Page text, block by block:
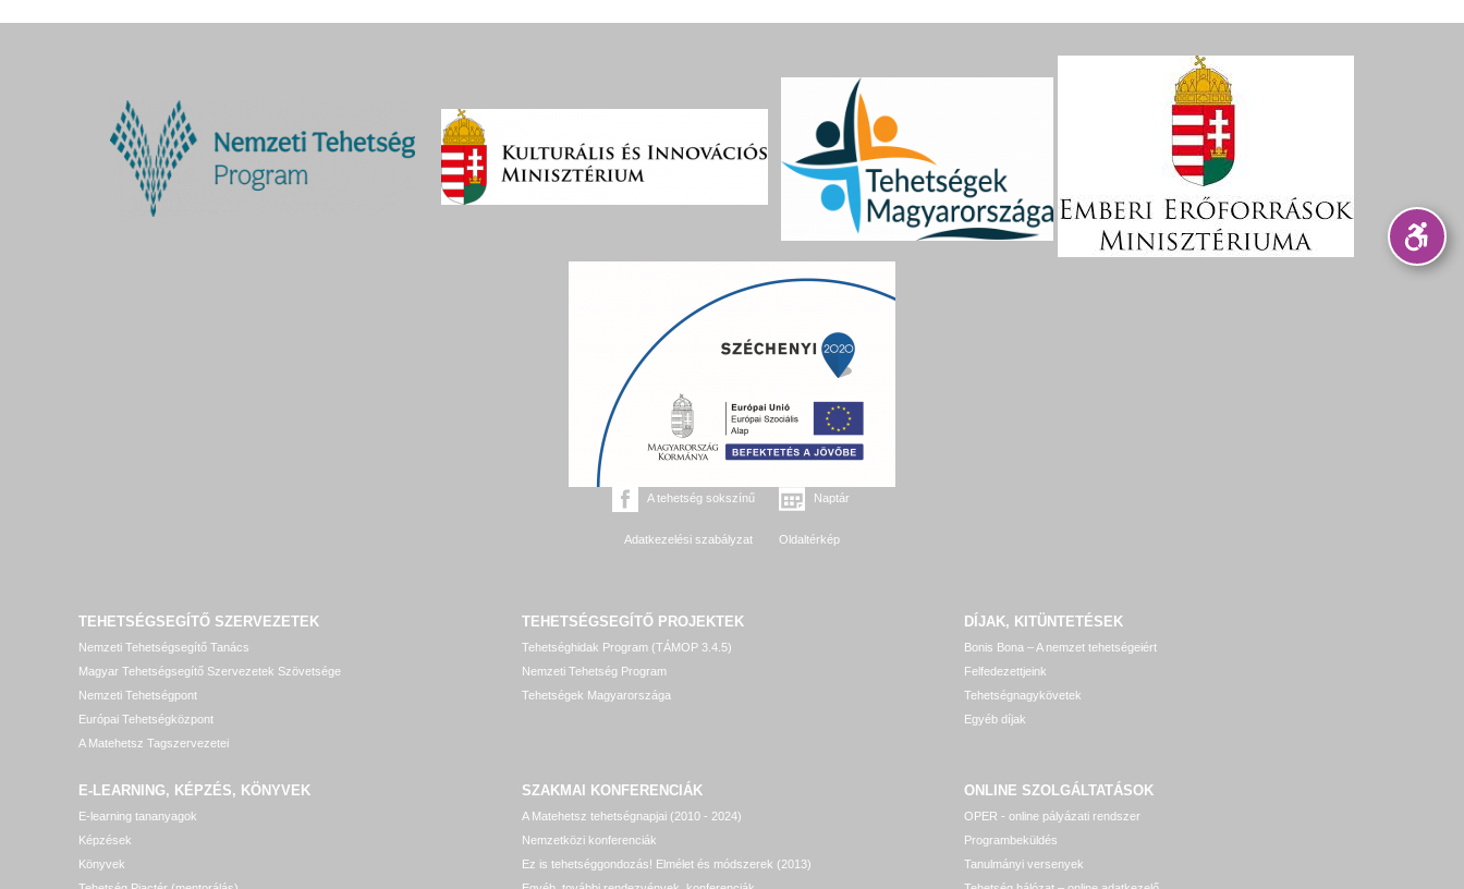
A tehetség sokszínű Naptár
Adatkezelési szabályzat Oldaltérkép
TEHETSÉGSEGÍTŐ SZERVEZETEK
Nemzeti Tehetségsegítő Tanács
Magyar Tehetségsegítő Szervezetek Szövetsége
Nemzeti Tehetségpont
Európai Tehetségközpont
A Matehetsz Tagszervezetei
TEHETSÉGSEGÍTŐ PROJEKTEK
Tehetséghidak Program (TÁMOP 3.4.5)
Nemzeti Tehetség Program
Tehetségek Magyarországa
DÍJAK, KITÜNTETÉSEK
Bonis Bona – A nemzet tehetségeiért
Felfedezettjeink
Tehetségnagykövetek
Egyéb díjak
E-LEARNING, KÉPZÉS, KÖNYVEK
E-learning tananyagok
Képzések
Könyvek
SZAKMAI KONFERENCIÁK
A Matehetsz tehetségnapjai (2010 - 2024)
Nemzetközi konferenciák
Ez is tehetséggondozás! Elmélet és módszerek (2013)
ONLINE SZOLGÁLTATÁSOK
OPER - online pályázati rendszer
Programbeküldés
Tanulmányi versenyek